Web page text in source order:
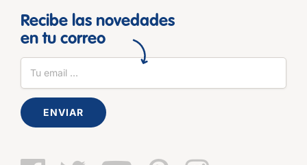
Recibe las novedades
en tu correo
ENVIAR